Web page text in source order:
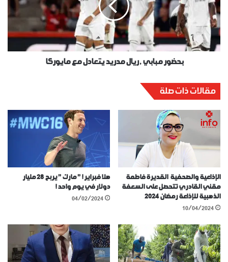
بحضور مبابي , ريال مدريد يتعادل مع مايوركا
مقالات ذات صلة
الإذاعية والصحفية القديرة فاطمة
مقني القادري تتحصل على السعفة
الذهبية للإذاعة رمضان 2024
10/04/2024
هلا فبراير ! ” مارك ” يربح 28 مليار
دولار في يوم واحد !
04/02/2024